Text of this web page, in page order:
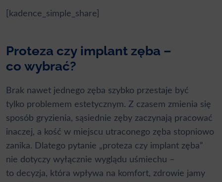
[kadence_simple_share]
Proteza czy implant zęba –
co wybrać?
Brak nawet jednego zęba szybko przestaje być
tylko problemem estetycznym. Z czasem zmienia się
sposób gryzienia, sąsiednie zęby zaczynają pracować
inaczej, a kość w miejscu utraconego zęba stopniowo
zanika. Dlatego pytanie „proteza czy implant zęba”
nie dotyczy wyłącznie wyglądu uśmiechu –
to decyzja, która wpływa na komfort, zdrowie jamy